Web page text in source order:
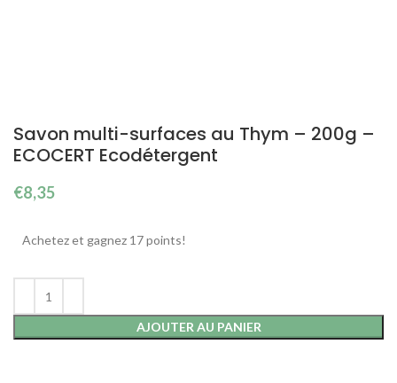
Savon multi-surfaces au Thym – 200g –
ECOCERT Ecodétergent
€8,35
Achetez et gagnez 17 points!
AJOUTER AU PANIER